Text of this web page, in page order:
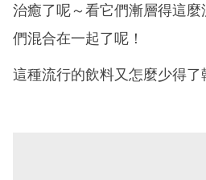
治癒了呢～看它們漸層得這
們混合在一起了呢！
這種流行的飲料又怎麼少得了